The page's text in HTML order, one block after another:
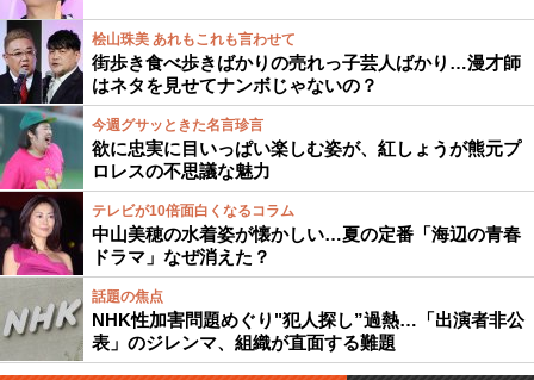
桧山珠美 あれもこれも言わせて
街歩き食べ歩きばかりの売れっ子芸人ばかり…漫才師
はネタを見せてナンボじゃないの？
今週グサッときた名言珍言
欲に忠実に目いっぱい楽しむ姿が、紅しょうが熊元プ
ロレスの不思議な魅力
テレビが10倍面白くなるコラム
中山美穂の水着姿が懐かしい…夏の定番「海辺の青春
ドラマ」なぜ消えた？
話題の焦点
NHK性加害問題めぐり"犯人探し”過熱…「出演者非公
表」のジレンマ、組織が直面する難題